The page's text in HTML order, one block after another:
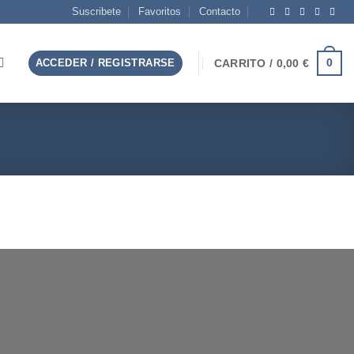
Suscribete Favoritos Contacto
ACCEDER / REGISTRARSE CARRITO / 0,00€ 0